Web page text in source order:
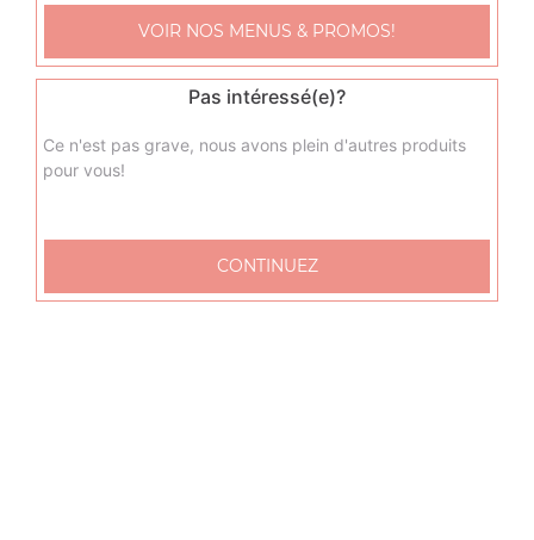
spaghetti bio bolognaise, spaghetti bio carbonara,
spaghetti bio saumon fumé, ...
+
VOIR NOS MENUS & PROMOS!
Pas intéressé(e)?
Ce n'est pas grave, nous avons plein d'autres produits
pour vous!
CONTINUEZ